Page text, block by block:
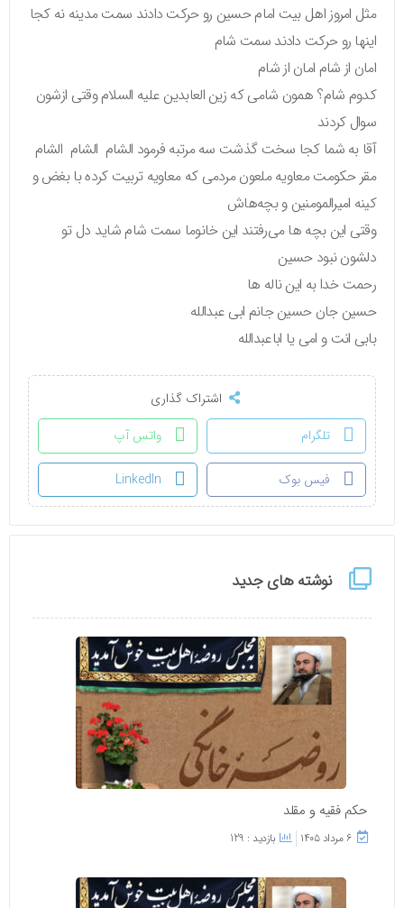
نوشته های جدید
حکم فقیه و مقلد
۶ مرداد ۱۴۰۵ بازدید : 129
مثل امروز اهل بیت امام حسین رو حرکت دادند سمت مدینه نه کجا
اینها رو حرکت دادند سمت شام
امان از شام امان از شام
کدوم شام؟ همون شامی که زین العابدین علیه السلام وقتی ازشون
سوال کردند
آقا به شما کجا سخت گذشت سه مرتبه فرمود الشام الشام الشام
مقر حکومت معاویه ملعون مردمی که معاویه تربیت کرده با بغض و
کینه امیرالمومنین و بچه‌هاش
وقتی این بچه ها می‌رفتند این خانوما سمت شام شاید دل تو
دلشون نبود حسین
رحمت خدا به این ناله ها
حسین جان حسین جانم ابی عبدالله
بابی انت و امی یا اباعبدالله
اشتراک گذاری
تلگرام
واتس آپ
فیس بوک LinkedIn